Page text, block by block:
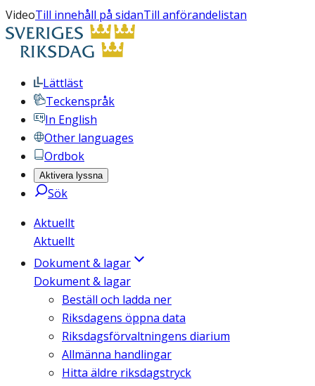
VideoTill innehåll på sidanTill anförandelistan
Lättläst
Teckenspråk
In English
Other languages
Ordbok
Aktivera lyssna
Sök
Aktuellt
Aktuellt
Dokument & lagar
Dokument & lagar
Beställ och ladda ner
Riksdagens öppna data
Riksdagsförvaltningens diarium
Allmänna handlingar
Hitta äldre riksdagstryck